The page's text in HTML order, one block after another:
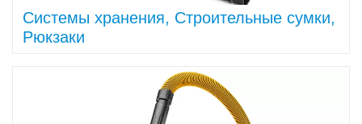
Системы хранения, Строительные сумки,
Рюкзаки